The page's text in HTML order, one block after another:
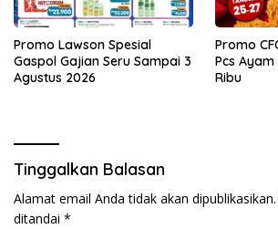
Promo Lawson Spesial
Gaspol Gajian Seru Sampai 3
Agustus 2026
Promo
Pcs
Ribu
Tinggalkan Balasan
Alamat email Anda tidak akan dipublikasikan.
ditandai *